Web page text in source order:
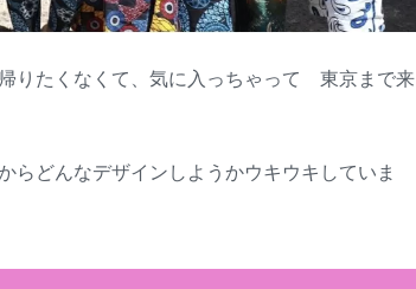
りたくなくて、気に入っちゃって 東京まで来
らどんなデザインしようかウキウキしていま